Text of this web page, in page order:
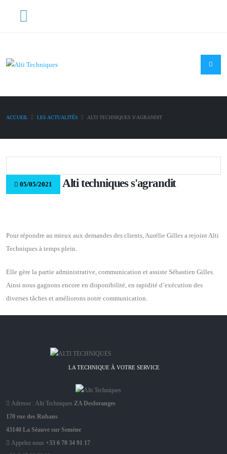
ACCUEIL LES ACTUALITÉS ALTI TECHNIQUES S'AGRANDIT
05/05/2021 Alti techniques s'agrandit
Pour répondre au mieux aux demandes des clients, Aurélie Gilles a rejoint Alti
Techniques à temps plein.
Elle gère la partie administrative, communication et assiste Sébastien Gilles.
Ainsi nous gagnons encore en disponibilité, en rapidité d’exécution des
diverses tâches et améliorons notre communication.
LA TECHNIQUE À VOTRE SERVICE
Adresse : Alti Techniques ZA Desforanges
170 rue des Rubans
43140 La Séauve sur Semène
Appelez nous +33 6 70 34 91 17